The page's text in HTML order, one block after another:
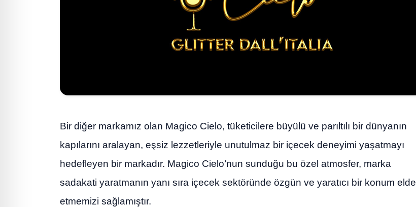
Bir diğer markamız olan Magico Cielo, tüketicilere büyülü ve parıltılı bir dünyanın
kapılarını aralayan, eşsiz lezzetleriyle unutulmaz bir içecek deneyimi yaşatmayı
hedefleyen bir markadır. Magico Cielo’nun sunduğu bu özel atmosfer, marka
sadakati yaratmanın yanı sıra içecek sektöründe özgün ve yaratıcı bir konum elde
etmemizi sağlamıştır.